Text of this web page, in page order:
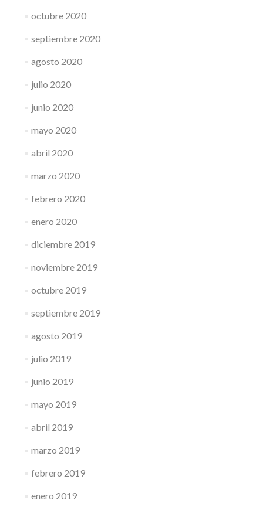
octubre 2020
septiembre 2020
agosto 2020
julio 2020
junio 2020
mayo 2020
abril 2020
marzo 2020
febrero 2020
enero 2020
diciembre 2019
noviembre 2019
octubre 2019
septiembre 2019
agosto 2019
julio 2019
junio 2019
mayo 2019
abril 2019
marzo 2019
febrero 2019
enero 2019